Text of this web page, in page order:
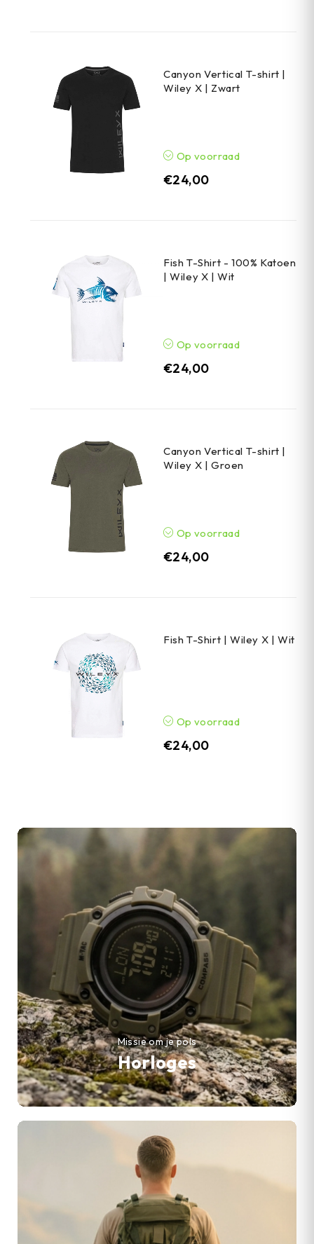
Canyon Vertical T-shirt |
Wiley X | Zwart
Op voorraad
€24,00
Fish T-Shirt - 100% Katoen
| Wiley X | Wit
Op voorraad
€24,00
Canyon Vertical T-shirt |
Wiley X | Groen
Op voorraad
€24,00
Fish T-Shirt | Wiley X | Wit
Op voorraad
€24,00
Horloges
Missie om je pols